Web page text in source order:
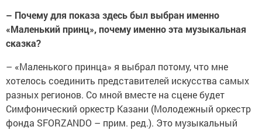
– Почему для показа здесь был выбран именно
«Маленький принц», почему именно эта музыкальная
сказка?
– «Маленького принца» я выбрал потому, что мне
хотелось соединить представителей искусства самых
разных регионов. Со мной вместе на сцене будет
Симфонический оркестр Казани (Молодежный оркестр
фонда SFORZANDO – прим. ред.). Это музыкальный